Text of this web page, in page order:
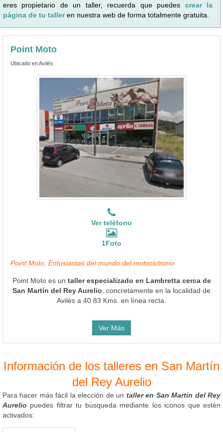
eres propietario de un taller, recuerda que puedes crear la
página de tu talleren nuestra web de forma totalmente gratuita.
Point Moto
Ubicado en Avilés
Ver teléfono
1Foto
Point Moto, Entusiastas del mundo del motociclismo
Point Moto es un taller especializado en Lambretta cerca de
San Martín del Rey Aurelio , concretamente en la localidad de
Avilés a 40.83 Kms. en línea recta.
Ver Más
Información de los talleres en San Martín
del Rey Aurelio
Para hacer más fácil la elección de un taller en San Martín del Rey
Aurelio puedes filtrar tu búsqueda mediante los iconos que estén
activados: